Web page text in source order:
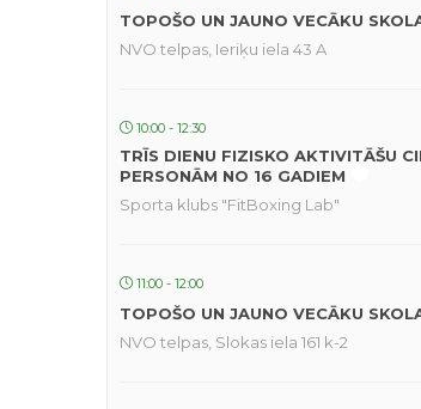
TOPOŠO UN JAUNO VECĀKU
NVO telpas, Ieriķu iela 43 A
10:00 - 12:30
TRĪS DIENU FIZISKO AKTIVITĀŠU
PERSONĀM NO 16 GADIEM
Sporta klubs "FitBoxing Lab"
11:00 - 12:00
TOPOŠO UN JAUNO VECĀKU
NVO telpas, Slokas iela 161 k-2